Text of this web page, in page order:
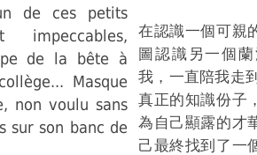
de ces petits
impeccables,
de la bête à
Masque
non voulu sans
sur son banc de
在認識一個可親
圖認識另一個
我，一直陪我走
真正的知識份子
為自己顯露的才
己最終找到了一